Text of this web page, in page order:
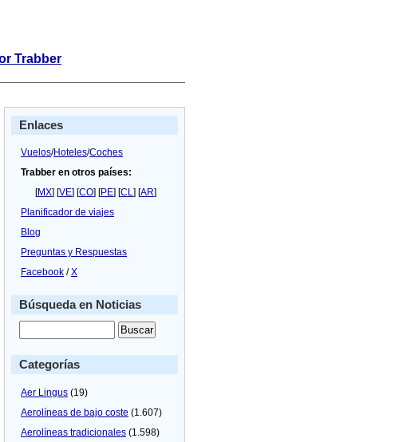
Trabber
Enlaces
Vuelos/Hoteles/Coches
Trabber en otros países:
[MX] [VE] [CO] [PE] [CL] [AR]
Planificador de viajes
Blog
Preguntas y Respuestas
Facebook /X
Búsqueda en Noticias
Categorías
Aer Lingus (19)
Aerolíneas de bajo coste (1.607)
Aerolíneas tradicionales (1.598)